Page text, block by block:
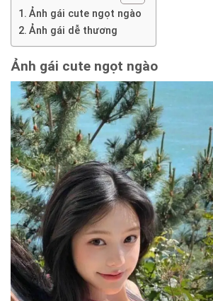
Ảnh gái cute ngọt ngào
Ảnh gái dễ thương
Ảnh gái cute ngọt ngào